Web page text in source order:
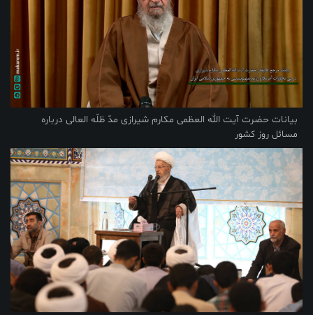
بیانات حضرت آیت الله العظمی مکارم شیرازی مدّ ظلّه العالی درباره
مسائل روز کشور